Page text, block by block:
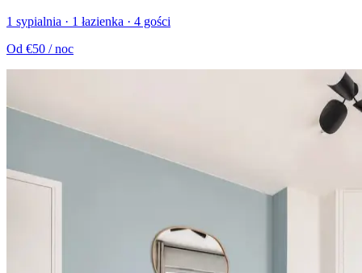
1 sypialnia · 1 łazienka · 4 gości
Od €50 / noc